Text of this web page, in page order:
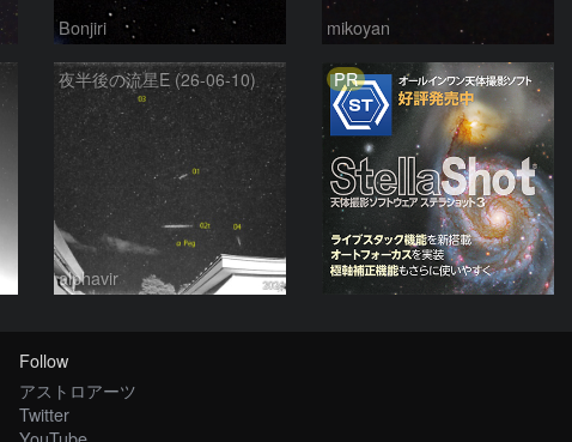
Bonjiri mikoyan
夜半後の流星E (26-06-10)
alphavir
PR
Follow
アストロアーツ
Twitter